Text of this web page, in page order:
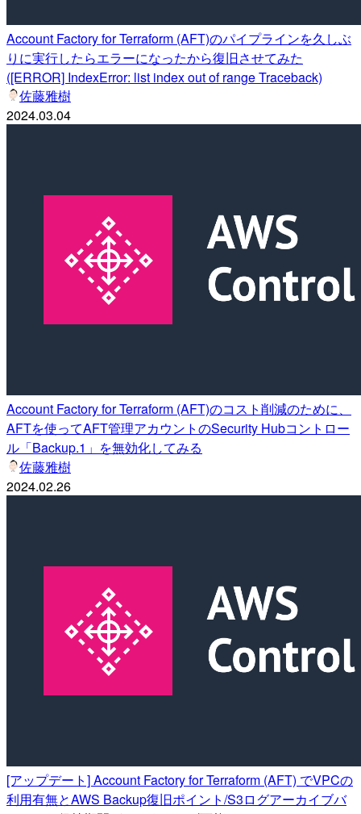
Account Factory for Terraform (AFT)のパイプラインを久しぶ
りに実行したらエラーになったから復旧させてみた
([ERROR] IndexError: list index out of range Traceback)
佐藤雅樹
2024.03.04
Account Factory for Terraform (AFT)のコスト削減のために、
AFTを使ってAFT管理アカウントのSecurity Hubコントロー
ル「Backup.1」を無効化してみる
佐藤雅樹
2024.02.26
[アップデート] Account Factory for Terraform (AFT) でVPCの
利用有無とAWS Backup復旧ポイント/S3ログアーカイブバ